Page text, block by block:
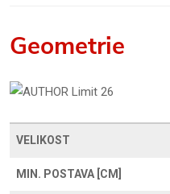
Geometrie
VELIKOST
MIN. POSTAVA [CM]